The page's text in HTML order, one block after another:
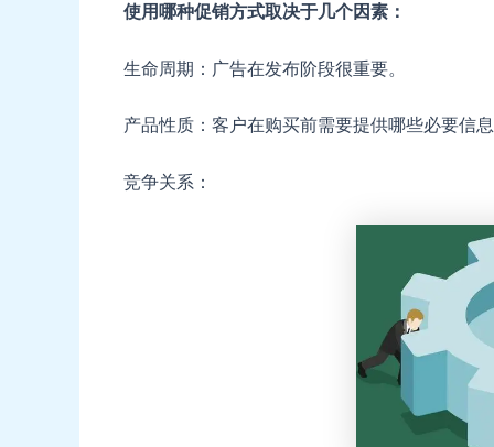
使用哪种促销方式取决于几个因素：
生命周期：广告在发布阶段很重要。
产品性质：客户在购买前需要提供哪些必要信
竞争关系：